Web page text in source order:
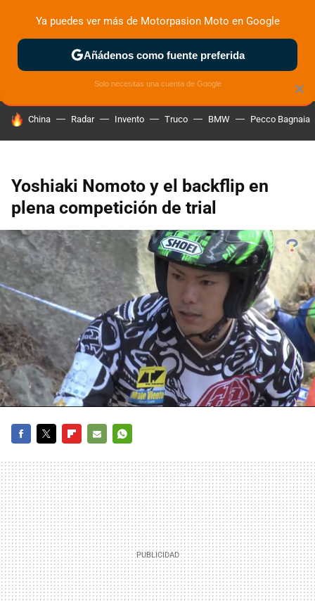
ZONA DE PRUEBAS DEPORTIVAS MOTOS ELÉCTRICAS
HOY SE HABLA DE
China Radar Invento Truco BMW Pecco Bagnaia
Yoshiaki Nomoto y el backflip en
plena competición de trial
MAIL
×
Ya puedes ver más de Motorpasion Moto en Google
Añádenos como fuente preferida
Solo necesitas una cuenta de Google